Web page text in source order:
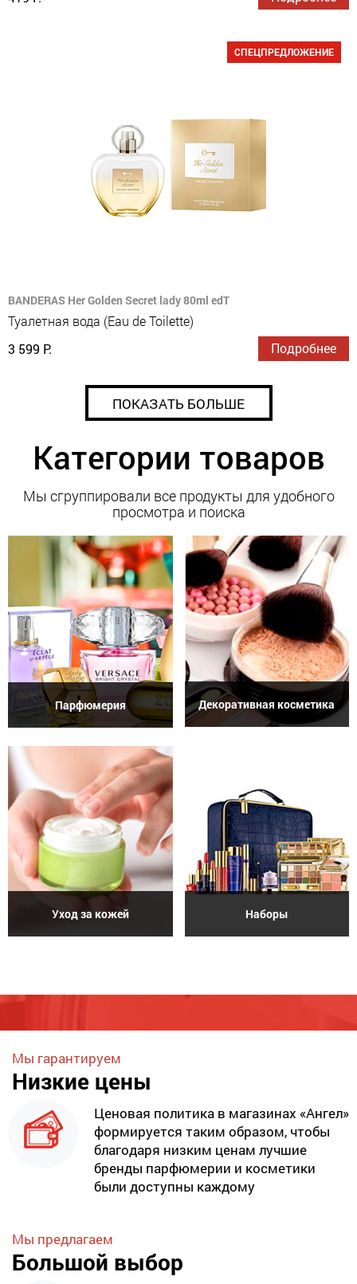
СПЕЦПРЕДЛОЖЕНИЕ
BANDERAS Her Golden Secret lady 80ml edT
Туалетная вода (Eau de Toilette)
3 599 Р.
Подробнее
ПОКАЗАТЬ БОЛЬШЕ
Категории товаров
Мы сгруппировали все продукты для удобного
просмотра и поиска
Парфюмерия Декоративная косметика
Уход за кожей Наборы
Мы гарантируем
Низкие цены
Ценовая политика в магазинах «Ангел»
формируется таким образом, чтобы
благодаря низким ценам лучшие
бренды парфюмерии и косметики
были доступны каждому
Мы предлагаем
Большой выбор